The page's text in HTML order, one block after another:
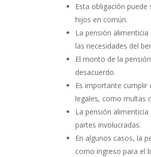
Esta obligación
hijos en común.
La pensión
las necesidades del
El monto de la
desacuerdo.
Es importante cumplir
legales, como multas
La pensión
partes involucradas.
En algunos casos, la
como ingreso para el